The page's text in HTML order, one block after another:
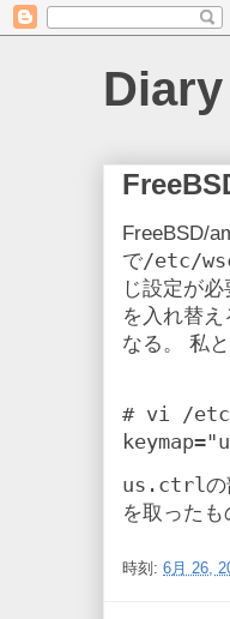
Diary
FreeBSD/
で/etc/
じ設定が
を入れ替
なる。 私
# vi /
us.ctrlの
を取ったも
時刻: 6月 26,